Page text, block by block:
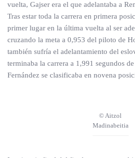
vuelta, Gajser era el que adelantaba a
Tras estar toda la carrera en primera
primer lugar en la última vuelta al ser
cruzando la meta a 0,953 del piloto de
también sufría el adelantamiento del
terminaba la carrera a 1,991 segundos
Fernández se clasificaba en novena
© Aitzol
Madinabeitia